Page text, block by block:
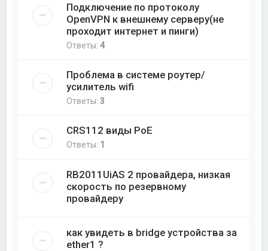
Подключение по протоколу
OpenVPN к внешнему серверу(не
проходит интернет и пинги)
Ответы:4
Проблема в системе роутер/
усилитель wifi
Ответы:3
CRS112 виды PoE
Ответы: 1
RB2011UiAS 2 провайдера, низкая
скорость по резервному
провайдеру
как увидеть в bridge устройства за
ether1 ?